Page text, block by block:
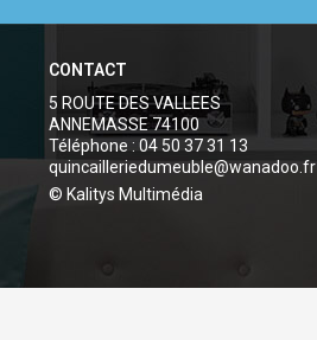
CONTACT
5 ROUTE DES VALLEES
ANNEMASSE 74100
Téléphone : 04 50 37 31 13
quincailleriedumeuble@wanadoo.fr
© Kalitys Multimédia